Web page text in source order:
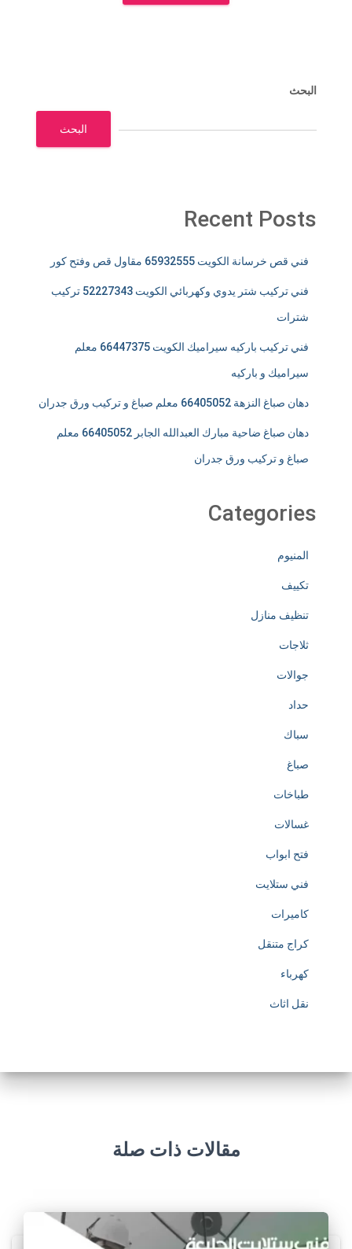
البحث
البحث
Recent Posts
فني قص خرسانة الكويت 65932555 مقاول قص وفتح كور
فني تركيب شتر يدوي وكهربائي الكويت 52227343 تركيب
شترات
فني تركيب باركيه سيراميك الكويت 66447375 معلم
سيراميك و باركيه
دهان صباغ النزهة 66405052 معلم صباغ و تركيب ورق جدران
دهان صباغ ضاحية مبارك العبدالله الجابر 66405052 معلم
صباغ و تركيب ورق جدران
Categories
المنيوم
تكييف
تنظيف منازل
ثلاجات
جوالات
حداد
سباك
صباغ
طباخات
غسالات
فتح ابواب
فني ستلايت
كاميرات
كراج متنقل
كهرباء
نقل اثاث
مقالات ذات صلة